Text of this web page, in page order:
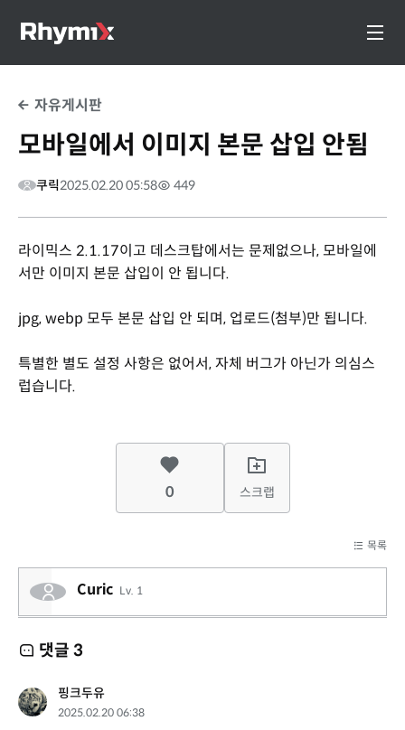
자유게시판
모바일에서 이미지 본문 삽입 안됨
쿠릭2025.02.20 05:58 449
라이믹스 2.1.17이고 데스크탑에서는 문제없으나, 모바일에
서만 이미지 본문 삽입이 안 됩니다.
jpg, webp 모두 본문 삽입 안 되며, 업로드(첨부)만 됩니다.
특별한 별도 설정 사항은 없어서, 자체 버그가 아닌가 의심스
럽습니다.
0 스크랩
목록
Curic Lv. 1
댓글 3
핑크두유
2025.02.20 06:38